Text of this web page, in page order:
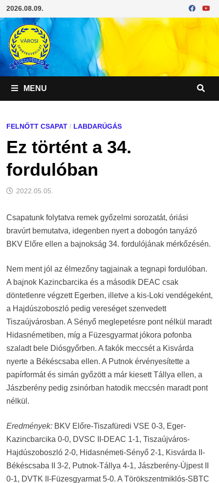
Skip
to
content
2026.08.09.
MENU
FELNŐTT CSAPAT/ LABDARÚGÁS
Ez történt a 34.
fordulóban
2022.05.05.
Csapatunk folytatva remek győzelmi sorozatát, óriási
bravúrt bemutatva, idegenben nyert a dobogón tanyázó
BKV Előre ellen a bajnokság 34. fordulójának mérkőzésén.
Nem ment jól az élmezőny tagjainak a tegnapi fordulóban.
A bajnok Kazincbarcika és a második DEAC csak
döntetlenre végzett Egerben, illetve a kis-Loki vendégeként,
a Hajdúszoboszló pedig vereséget szenvedett
Tiszaújvárosban. A Sényő meglepetésre pont nélkül maradt
Hidasnémetiben, míg a Füzesgyarmat jókora pofonba
szaladt bele Diósgyőrben. A fakók meccsét a Kisvárda
nyerte a Békéscsaba ellen. A Putnok érvényesítette a
papírformát és simán győzött a már kiesett Tállya ellen, a
Jászberény pedig zsinórban hatodik meccsén maradt pont
nélkül.
Eredmények:BKV Előre-Tiszafüredi VSE 0-3, Eger-
Kazincbarcika 0-0, DVSC II-DEAC 1-1, Tiszaújváros-
Hajdúszoboszló 2-0, Hidasnémeti-Sényő 2-1, Kisvárda II-
Békéscsaba II 3-2, Putnok-Tállya 4-1, Jászberény-Újpest II
0-1, DVTK II-Füzesgyarmat 5-0. A Törökszentmiklós-SBTC